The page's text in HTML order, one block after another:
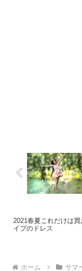
2021春夏これだけは
イプのドレス
ホーム サマ